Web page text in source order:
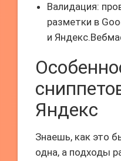
Валидация:
разметки в
и
Яндекс
Знаешь, как это
одна, а подходы